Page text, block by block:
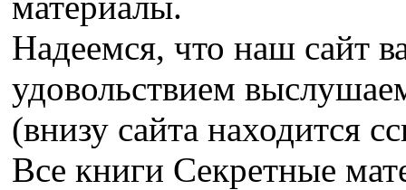
Надеемся, что наш сайт
удовольствием
(внизу сайта находится
Все книги Секретные